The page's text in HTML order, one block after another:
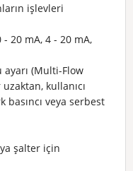
işlevleri
20 mA, 4 - 20 mA,
(Multi-Flow
kullanıcı
basıncı veya serbest
şalter için